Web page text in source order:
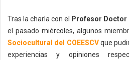
Tras la charla con el
Profesor Doctor
el pasado miércoles, algunos
Sociocultural del COEESCVque
experiencias y opiniones